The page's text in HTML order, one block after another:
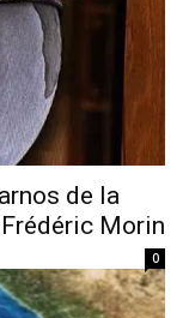
de la
Morin
0